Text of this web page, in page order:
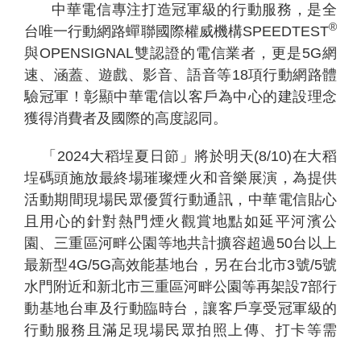
資費合約
帳單繳費
中華電信專注打造冠軍級的行動服務，是全
台唯一行動網路蟬聯國際權威機構SPEEDTEST®
與OPENSIGNAL雙認證的電信業者，更是5G網
速、涵蓋、遊戲、影音、語音等18項行動網路體
驗冠軍！彰顯中華電信以客戶為中心的建設理念
獲得消費者及國際的高度認同。
「2024大稻埕夏日節」將於明天(8/10)在大稻
埕碼頭施放最終場璀璨煙火和音樂展演，為提供
活動期間現場民眾優質行動通訊，中華電信貼心
且用心的針對熱門煙火觀賞地點如延平河濱公
園、三重區河畔公園等地共計擴容超過50台以上
最新型4G/5G高效能基地台，另在台北市3號/5號
水門附近和新北市三重區河畔公園等再架設7部行
動基地台車及行動臨時台，讓客戶享受冠軍級的
行動服務且滿足現場民眾拍照上傳、打卡等需